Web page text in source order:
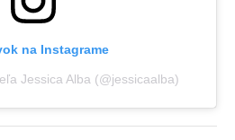
na Instagrame
Jessica Alba (@jessicaalba)